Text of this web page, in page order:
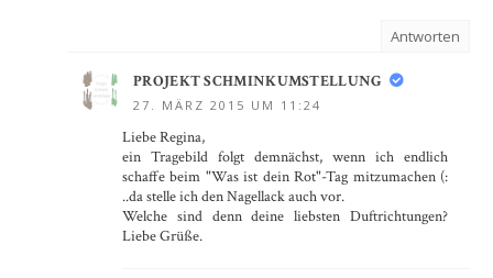
Antworten
PROJEKT SCHMINKUMSTELLUNG
27. MÄRZ 2015 UM 11:24
Liebe Regina,
ein Tragebild folgt demnächst, wenn ich endlich
schaffe beim "Was ist dein Rot"-Tag mitzumachen (:
..da stelle ich den Nagellack auch vor.
Welche sind denn deine liebsten Duftrichtungen?
Liebe Grüße.